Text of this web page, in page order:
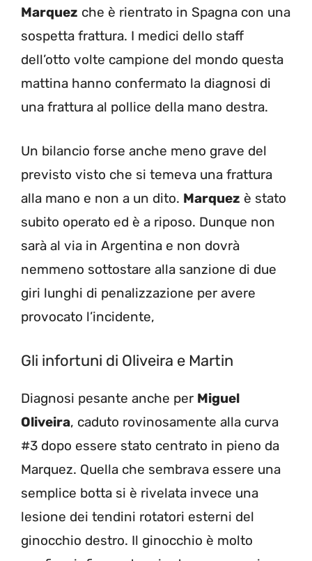
Marquez che è rientrato in Spagna con una
sospetta frattura. I medici dello staff
dell’otto volte campione del mondo questa
mattina hanno confermato la diagnosi di
una frattura al pollice della mano destra.
Un bilancio forse anche meno grave del
previsto visto che si temeva una frattura
alla mano e non a un dito. Marquez è stato
subito operato ed è a riposo. Dunque non
sarà al via in Argentina e non dovrà
nemmeno sottostare alla sanzione di due
giri lunghi di penalizzazione per avere
provocato l’incidente,
Gli infortuni di Oliveira e Martin
Diagnosi pesante anche per Miguel
Oliveira, caduto rovinosamente alla curva
#3 dopo essere stato centrato in pieno da
Marquez. Quella che sembrava essere una
semplice botta si è rivelata invece una
lesione dei tendini rotatori esterni del
ginocchio destro. Il ginocchio è molto